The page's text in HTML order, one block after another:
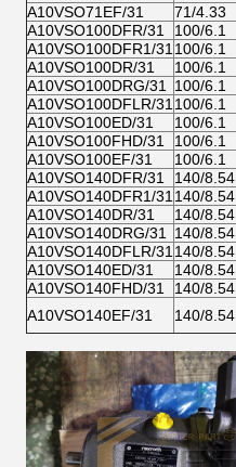
A10VSO71EF/31
71/4.33
A10VSO100DFR/31
100/6.1
A10VSO100DFR1/31 100/6.1
A10VSO100DR/31
100/6.1
A10VSO100DRG/31
100/6.1
A10VSO100DFLR/31 100/6.1
A10VSO100ED/31
100/6.1
A10VSO100FHD/31
100/6.1
A10VSO100EF/31
100/6.1
A10VSO140DFR/31
140/8.54
A10VSO140DFR1/31 140/8.54
A10VSO140DR/31
140/8.54
A10VSO140DRG/31
140/8.54
A10VSO140DFLR/31 140/8.54
A10VSO140ED/31
140/8.54
A10VSO140FHD/31
140/8.54
A10VSO140EF/31
140/8.54